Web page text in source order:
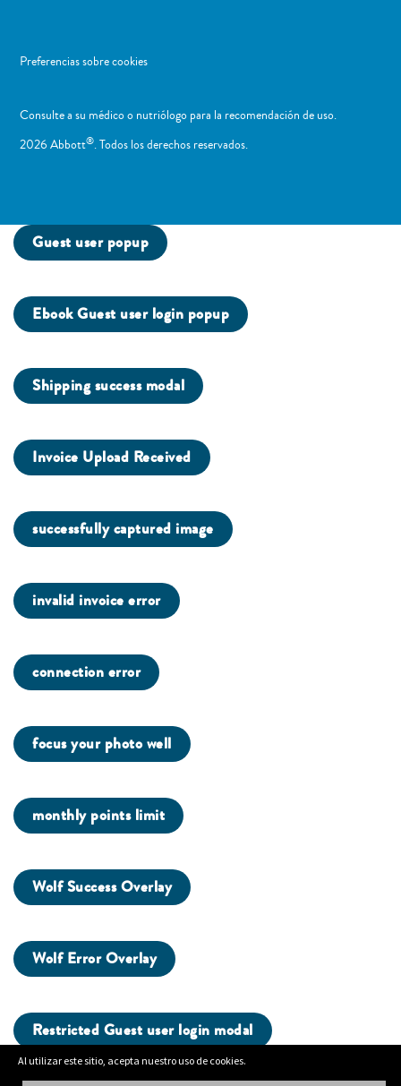
Preferencias sobre cookies
Consulte a su médico o nutriólogo para la recomendación de uso. ​
2026 Abbott®. Todos los derechos reservados.
Guest user popup
Ebook Guest user login popup
Shipping success modal
Invoice Upload Received
successfully captured image
invalid invoice error
connection error
focus your photo well
monthly points limit
Wolf Success Overlay
Wolf Error Overlay
Restricted Guest user login modal
Al utilizar este sitio, acepta nuestro uso de cookies.